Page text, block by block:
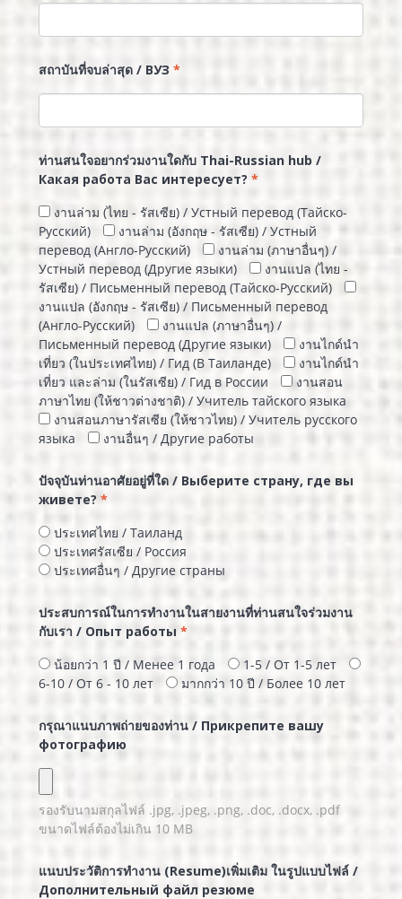
สถาบันที่จบล่าสุด / ВУЗ *
ท่านสนใจอยากร่วมงานใดกับ Thai-Russian hub /
Какая работа Вас интересует? *
งานล่าม (ไทย - รัสเซีย) / Устный перевод (Тайско-
Русский)
งานล่าม (อังกฤษ - รัสเซีย) / Устный
перевод (Англо-Русский)
งานล่าม (ภาษาอื่นๆ) /
Устный перевод (Другие языки)
งานแปล (ไทย -
รัสเซีย) / Письменный перевод (Тайско-Русский)
งานแปล (อังกฤษ - รัสเซีย) / Письменный перевод
(Англо-Русский)
งานแปล (ภาษาอื่นๆ) /
Письменный перевод (Другие языки)
งานไกด์นำ
เที่ยว (ในประเทศไทย) / Гид (В Таиланде)
งานไกด์นำ
เที่ยว และล่าม (ในรัสเซีย) / Гид в России
งานสอน
ภาษาไทย (ให้ชาวต่างชาติ) / Учитель тайского языка
งานสอนภาษารัสเซีย (ให้ชาวไทย) / Учитель русского
языка
งานอื่นๆ / Другие работы
ปัจจุบันท่านอาศัยอยู่ที่ใด / Выберите страну, где вы
живете? *
ประเทศไทย / Таиланд
ประเทศรัสเซีย / Россия
ประเทศอื่นๆ / Другие страны
ประสบการณ์ในการทำงานในสายงานที่ท่านสนใจร่วมงาน
กับเรา / Опыт работы *
น้อยกว่า 1 ปี / Менее 1 года
1-5 / От 1-5 лет
6-10 / От 6 - 10 лет
มากกว่า 10 ปี / Более 10 лет
กรุณาแนบภาพถ่ายของท่าน / Прикрепите вашу
фотографию
รองรับนามสกุลไฟล์ .jpg, .jpeg, .png, .doc, .docx, .pdf
ขนาดไฟล์ต้องไม่เกิน 10 MB
แนบประวัติการทำงาน (Resume)เพิ่มเติม ในรูปแบบไฟล์ /
Дополнительный файл резюме